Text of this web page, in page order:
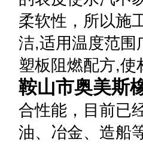
柔软性，所以施
洁,适用温度范
塑板阻燃配方,
鞍山市奥美斯
合性能，目前已
油、冶金、造船